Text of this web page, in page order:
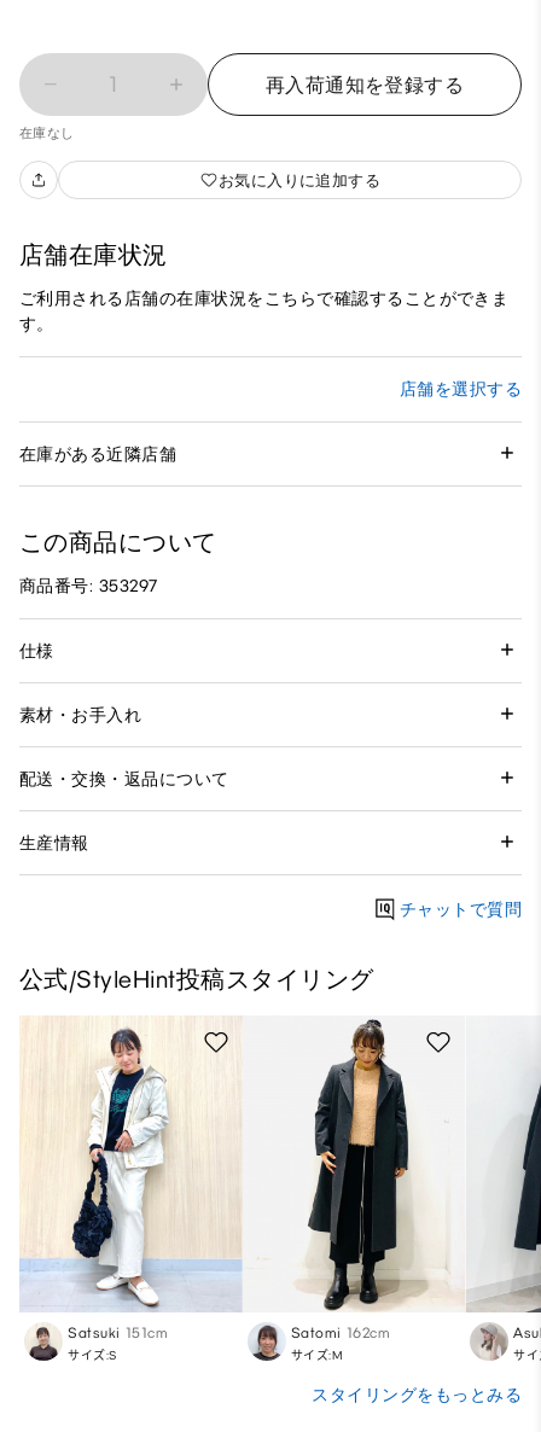
1 再入荷通知を登録する
在庫なし
お気に入りに追加する
店舗在庫状況
ご利用される店舗の在庫状況をこちらで確認することができま
す。
店舗を選択する
在庫がある近隣店舗
この商品について
商品番号: 353297
仕様
素材・お手入れ
配送・交換・返品について
生産情報
チャットで質問
公式/StyleHint投稿スタイリング
Satsuki 151cm
サイズ:S
Satomi 162cm
サイズ:M サイ
スタイリングをもっとみる